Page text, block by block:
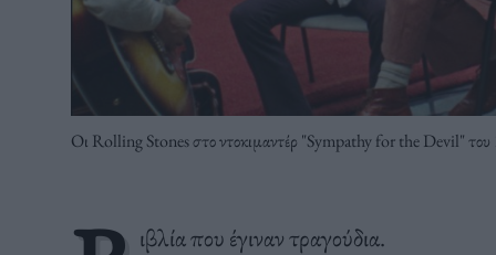
Οι Rolling Stones στο ντοκιμαντέρ "Sympathy for the Devil"
ιβλία που έγιναν τραγούδια.